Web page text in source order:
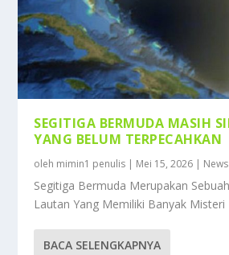
SEGITIGA BERMUDA MASIH
YANG BELUM TERPECAHKAN
oleh mimin1 penulis | Mei 15, 2026 | News
Segitiga Bermuda Merupakan
Lautan Yang Memiliki Banyak Misteri
BACA SELENGKAPNYA